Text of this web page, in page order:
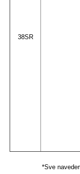
38SR
*Sve